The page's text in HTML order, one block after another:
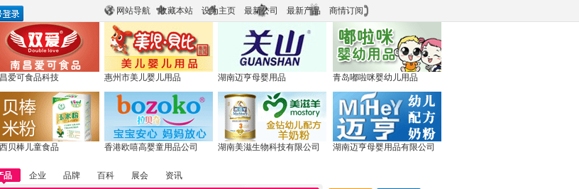
网站导航 收藏本站 设为主页 最新公司 最新产品 商情订阅
爱可食品科技 惠州市美儿婴儿用品 湖南迈亨母婴用品 青岛嘟啦咪婴幼儿用品
贝棒儿童食品 香港欧嘻高婴童用品公司 湖南美滋生物科技有限公司 湖南迈亨母婴用品有限公司
品 企业 品牌 百科 展会 资讯